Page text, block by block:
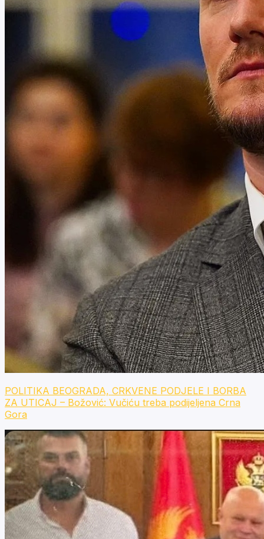
POLITIKA BEOGRADA, CRKVENE PODJELE I BORBA
ZA UTICAJ – Božović: Vučiću treba podijeljena Crna
Gora